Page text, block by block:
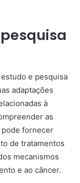
e pesquisa
adaptações
à
as
pode fornecer
de tratamentos
mecanismos
e ao câncer.